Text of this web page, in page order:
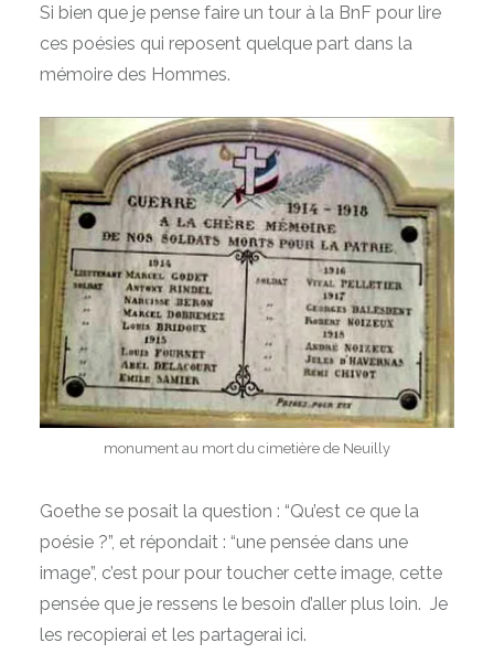
Si bien que je pense faire un tour à la BnF pour lire
ces poésies qui reposent quelque part dans la
mémoire des Hommes.
monument au mort du cimetière de Neuilly
Goethe se posait la question : “Qu’est ce que la
poésie ?”, et répondait : “une pensée dans une
image”, c’est pour pour toucher cette image, cette
pensée que je ressens le besoin d’aller plus loin. Je
les recopierai et les partagerai ici.